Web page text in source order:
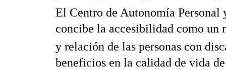
El Centro de Autonomía
concibe la accesibilidad como
y relación de las personas con
beneficios en la calidad de vida de